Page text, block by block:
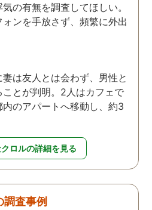
の有無を調査してほしい。
ンを手放さず、頻繁に外出
は友人とは会わず、男性と
とが判明。2人はカフェで
のアパートへ移動し、約3
ロルの詳細を見る
調査事例